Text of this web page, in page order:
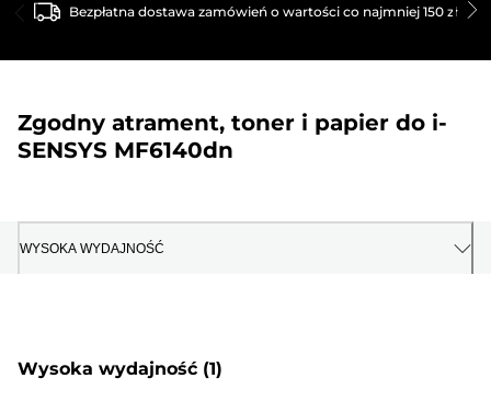
Bezpłatna dostawa zamówień o wartości co najmniej 150 zł
Zgodny atrament, toner i papier do i-
SENSYS MF6140dn
WYSOKA WYDAJNOŚĆ
Wysoka wydajność (1)